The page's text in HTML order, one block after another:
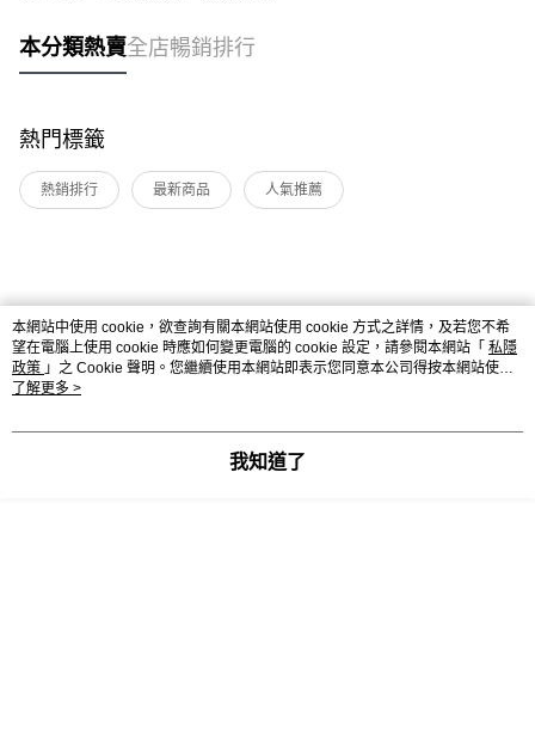
本分類熱賣全店暢銷排行
熱門標籤
熱銷排行 最新商品 人氣推薦
本網站中使用 cookie，欲查詢有關本網站使用 cookie 方式之詳情，及若您不希
望在電腦上使用 cookie 時應如何變更電腦的 cookie 設定，請參閱本網站「 私隱
政策 」之 Cookie 聲明。您繼續使用本網站即表示您同意本公司得按本網站使用
條款之 Cookie 聲明使用 cookie。
了解更多 >
我知道了